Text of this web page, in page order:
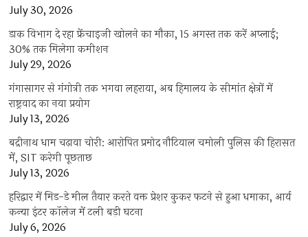
July 30, 2026
डाक विभाग दे रहा फ्रेंचाइजी खोलने का मौका, 15 अगस्त तक करें अप्लाई;
30% तक मिलेगा कमीशन
July 29, 2026
गंगासागर से गंगोत्री तक भगवा लहराया, अब हिमालय के सीमांत क्षेत्रों में
राष्ट्रवाद का नया प्रयोग
July 13, 2026
बद्रीनाथ धाम चढ़ावा चोरी: आरोपित प्रमोद नौटियाल चमोली पुलिस की हिरासत
में, SIT करेगी पूछताछ
July 13, 2026
हरिद्वार में मिड-डे मील तैयार करते वक्त प्रेशर कुकर फटने से हुआ धमाका, आर्य
कन्या इंटर कॉलेज में टली बड़ी घटना
July 6, 2026